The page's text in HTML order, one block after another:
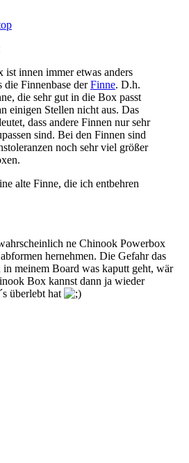
ist innen immer etwas anders
die Finnenbase derFinne. D.h.
die sehr gut in die Box passt
einigen Stellen nicht aus. Das
dass andere Finnen nur sehr
sind. Bei den Finnen sind
noch sehr viel größer
alte Finne, die ich entbehren
ne Chinook Powerbox
hernehmen. Die Gefahr das
meinem Board was kaputt geht, wär
Box kannst dann ja wieder
überlebt hat